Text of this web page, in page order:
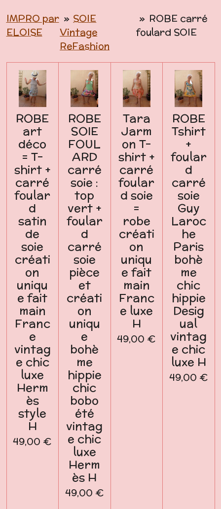
IMPRO par
ELOISE
» SOIE
Vintage
ReFashion
» ROBE carré
foulard SOIE
ROBE
art
déco
= T-
shirt +
carré
foular
d
satin
de
soie
créati
on
uniqu
e fait
main
Franc
e
vintag
e chic
luxe
Herm
ès
style
H
49,00 €
ROBE
SOIE
FOUL
ARD
carré
soie :
top
vert +
foular
d
carré
soie
pièce
et
créati
on
uniqu
e
bohè
me
hippie
chic
bobo
été
vintag
e chic
luxe
Herm
ès H
49,00 €
Tara
Jarm
on T-
shirt +
carré
foular
d soie
=
robe
créati
on
uniqu
e fait
main
Franc
e luxe
H
49,00 €
ROBE
Tshirt
+
foular
d
carré
soie
Guy
Laroc
he
Paris
bohè
me
chic
hippie
Desig
ual
vintag
e chic
luxe H
49,00 €